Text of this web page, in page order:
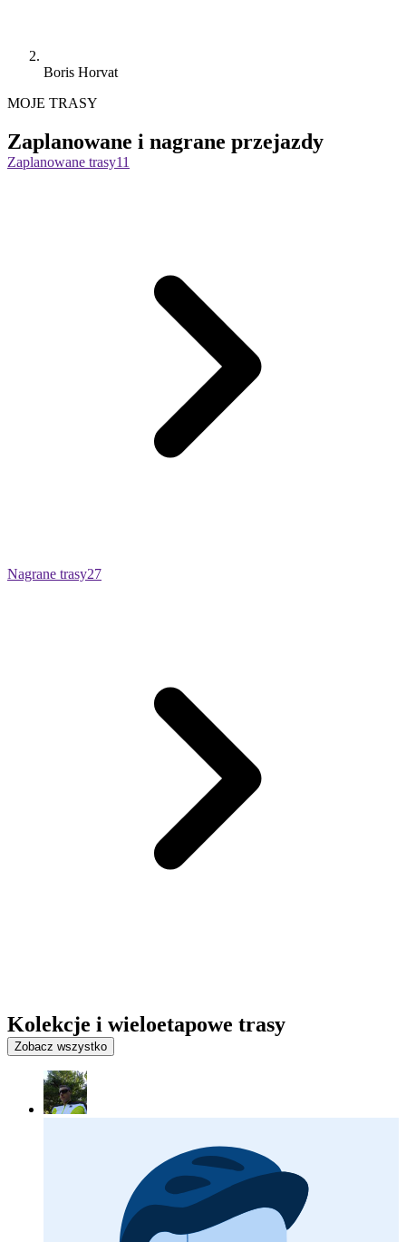
Boris Horvat
MOJE TRASY
Zaplanowane i nagrane przejazdy
Zaplanowane trasy11
Nagrane trasy27
Kolekcje i wieloetapowe trasy
Zobacz wszystko